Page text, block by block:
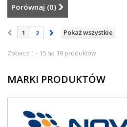
Porównaj (0)
Pokaż wszystkie
1 2
Zobacz 1 - 15 na 19 produktów
MARKI PRODUKTÓW